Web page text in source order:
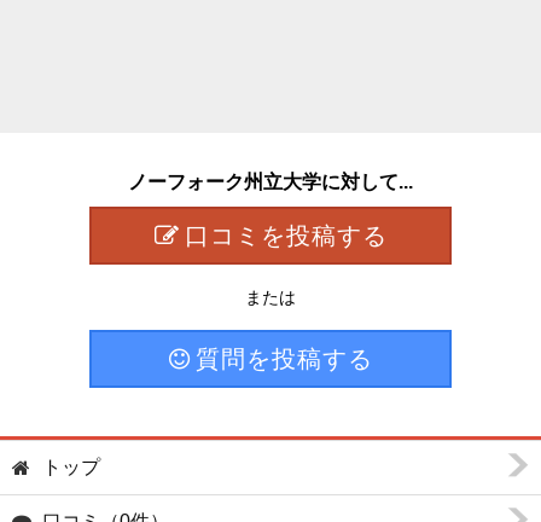
ノーフォーク州立大学に対して...
口コミを投稿する
または
質問を投稿する
トップ